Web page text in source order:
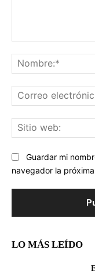
Guardar mi
navegador la
LO MÁS LEÍDO